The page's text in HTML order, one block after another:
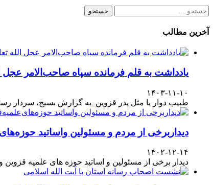
جستجو
آخرین مطالب
یادداشت به قلم فرمانده سپاه صاحب‌الامر عجل
۱۴۰۳-۱۱-۱۰
طبیب دوار یا مثل پدر قزوین_به گزارش بسیج، سردار
دیداربرخی از مردم و مسئولین واساتید
۱۴۰۲-۱۲-۱۴
دیدار برخی از مسئولین و اساتید حوزه های علمیه